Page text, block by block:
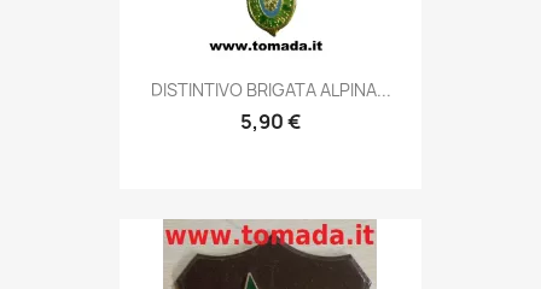
Anteprima
DISTINTIVO BRIGATA ALPINA...
5,90 €